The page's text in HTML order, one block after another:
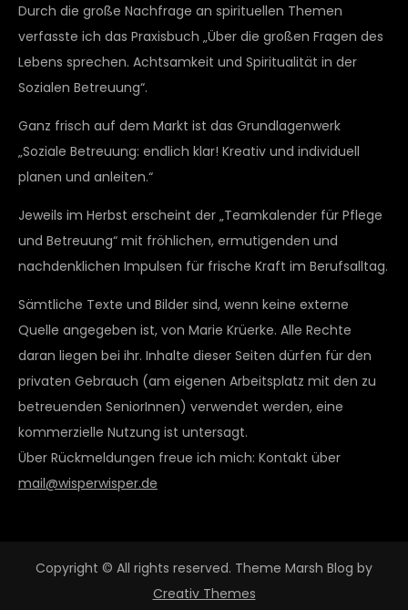
Durch die große Nachfrage an spirituellen Themen
verfasste ich das Praxisbuch „Über die großen Fragen des
Lebens sprechen. Achtsamkeit und Spiritualität in der
Sozialen Betreuung“.
Ganz frisch auf dem Markt ist das Grundlagenwerk
„Soziale Betreuung: endlich klar! Kreativ und individuell
planen und anleiten.“
Jeweils im Herbst erscheint der „Teamkalender für Pflege
und Betreuung“ mit fröhlichen, ermutigenden und
nachdenklichen Impulsen für frische Kraft im Berufsalltag.
Sämtliche Texte und Bilder sind, wenn keine externe
Quelle angegeben ist, von Marie Krüerke. Alle Rechte
daran liegen bei ihr. Inhalte dieser Seiten dürfen für den
privaten Gebrauch (am eigenen Arbeitsplatz mit den zu
betreuenden SeniorInnen) verwendet werden, eine
kommerzielle Nutzung ist untersagt.
Über Rückmeldungen freue ich mich: Kontakt über
mail@wisperwisper.de
Copyright © All rights reserved. Theme Marsh Blog by
Creativ Themes